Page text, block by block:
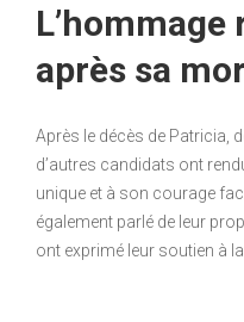
après sa
Après le décès de Patricia,
d’autres candidats ont
unique et à son courage
également parlé de leur
ont exprimé leur soutien à